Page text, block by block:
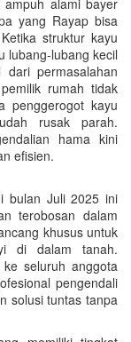
alami bayer
yang Rayap bisa
struktur kayu
lubang-lubang kecil
permasalahan
rumah tidak
penggerogot kayu
rusak parah.
hama kini
efisien.
bulan Juli 2025 ini
terobosan dalam
khusus untuk
di dalam tanah.
seluruh anggota
pengendali
solusi tuntas tanpa